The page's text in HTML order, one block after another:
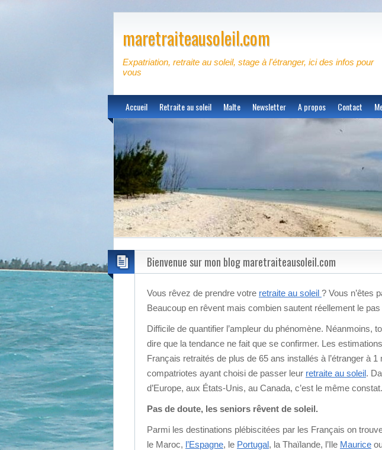
maretraiteausoleil.com
Expatriation, retraite au soleil, stage à l'étranger, ici des infos pour
vous
Accueil Retraite au soleil Malte Newsletter A propos Contact
Bienvenue sur mon blog maretraiteausoleil.com
Vous rêvez de prendre votre retraite au soleil ? Vous n’êtes
Beaucoup en rêvent mais combien sautent réellement le pas
Difficile de quantifier l’ampleur du phénomène. Néanmoins,
dire que la tendance ne fait que se confirmer. Les
Français retraités de plus de 65 ans installés à l’étranger à 1
compatriotes ayant choisi de passer leur retraite au soleil.
d’Europe, aux États-Unis, au Canada, c’est le même constat.
Pas de doute, les seniors rêvent de soleil.
Parmi les destinations plébiscitées par les Français on
le Maroc, l’Espagne, le Portugal, la Thaïlande, l’Ile Maurice